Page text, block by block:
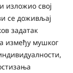
изложио свој
се доживљај
задатак
између мушког